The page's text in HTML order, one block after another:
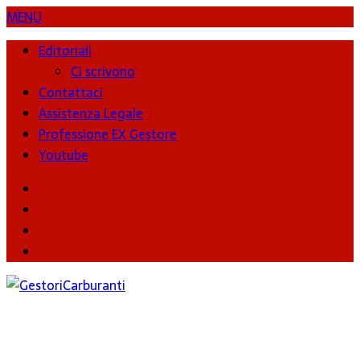
MENU
Editoriali
Ci scrivono
Contattaci
Assistenza Legale
Professione EX Gestore
Youtube